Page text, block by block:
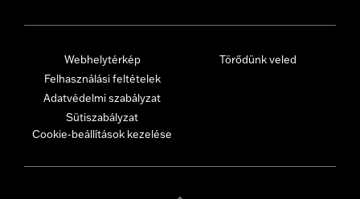
Webhelytérkép
Felhasználási feltételek
Adatvédelmi szabályzat
Sütiszabályzat
Cookie-beállítások kezelése
Törődünk veled